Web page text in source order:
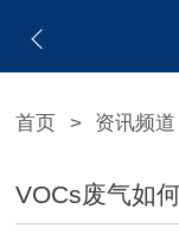
首页 > 资讯频道
VOCs废气如